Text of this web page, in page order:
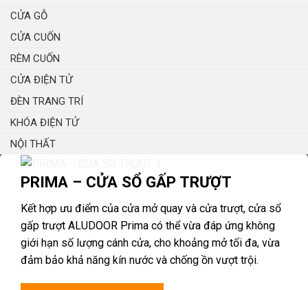
CỬA GỖ
CỬA CUỐN
RÈM CUỐN
CỬA ĐIỆN TỬ
ĐÈN TRANG TRÍ
KHÓA ĐIỆN TỬ
NỘI THẤT
PRIMA – CỬA SỔ GẤP TRƯỢT
Kết hợp ưu điểm của cửa mở quay và cửa trượt, cửa sổ
gấp trượt ALUDOOR Prima có thể vừa đáp ứng không
giới hạn số lượng cánh cửa, cho khoảng mở tối đa, vừa
đảm bảo khả năng kín nước và chống ồn vượt trội.